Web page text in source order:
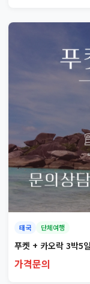
태국 단체여행
푸켓 + 카오락 3박5
가격문의